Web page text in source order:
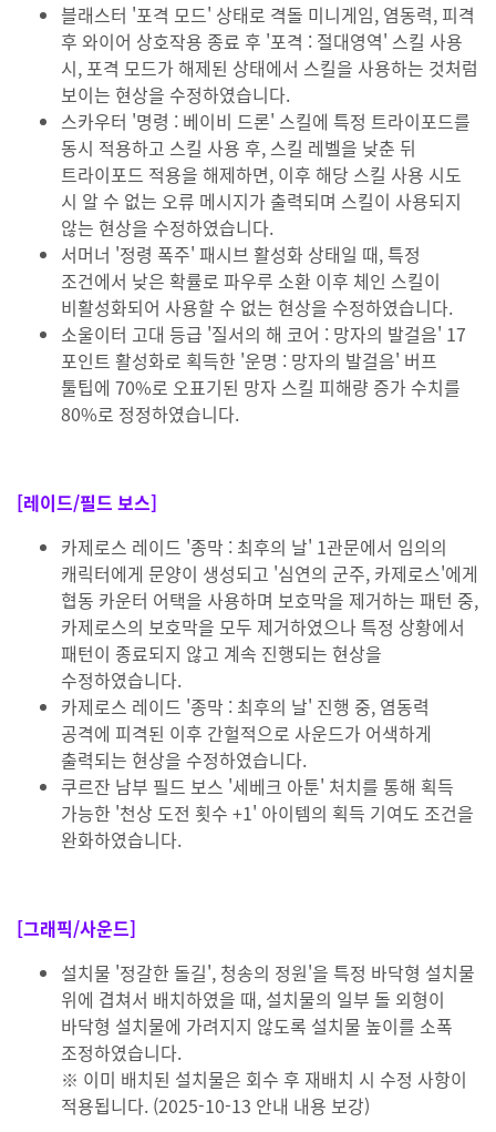
블래스터 '포격 모드' 상태로 격돌 미니게임, 염동력, 피격
후 와이어 상호작용 종료 후 '포격 : 절대영역' 스킬 사용
시, 포격 모드가 해제된 상태에서 스킬을 사용하는 것처럼
보이는 현상을 수정하였습니다.
스카우터 '명령 : 베이비 드론' 스킬에 특정 트라이포드를
동시 적용하고 스킬 사용 후, 스킬 레벨을 낮춘 뒤
트라이포드 적용을 해제하면, 이후 해당 스킬 사용 시도
시 알 수 없는 오류 메시지가 출력되며 스킬이 사용되지
않는 현상을 수정하였습니다.
서머너 '정령 폭주' 패시브 활성화 상태일 때, 특정
조건에서 낮은 확률로 파우루 소환 이후 체인 스킬이
비활성화되어 사용할 수 없는 현상을 수정하였습니다.
소울이터 고대 등급 '질서의 해 코어 : 망자의 발걸음' 17
포인트 활성화로 획득한 '운명 : 망자의 발걸음' 버프
툴팁에 70%로 오표기된 망자 스킬 피해량 증가 수치를
80%로 정정하였습니다.
[레이드/필드 보스]
카제로스 레이드 '종막 : 최후의 날' 1관문에서 임의의
캐릭터에게 문양이 생성되고 '심연의 군주, 카제로스'에게
협동 카운터 어택을 사용하며 보호막을 제거하는 패턴 중,
카제로스의 보호막을 모두 제거하였으나 특정 상황에서
패턴이 종료되지 않고 계속 진행되는 현상을
수정하였습니다.
카제로스 레이드 '종막 : 최후의 날' 진행 중, 염동력
공격에 피격된 이후 간헐적으로 사운드가 어색하게
출력되는 현상을 수정하였습니다.
쿠르잔 남부 필드 보스 '세베크 아툰' 처치를 통해 획득
가능한 '천상 도전 횟수 +1' 아이템의 획득 기여도 조건을
완화하였습니다.
[그래픽/사운드]
설치물 '정갈한 돌길', 청송의 정원'을 특정 바닥형 설치물
위에 겹쳐서 배치하였을 때, 설치물의 일부 돌 외형이
바닥형 설치물에 가려지지 않도록 설치물 높이를 소폭
조정하였습니다.
※ 이미 배치된 설치물은 회수 후 재배치 시 수정 사항이
적용됩니다. (2025-10-13 안내 내용 보강)